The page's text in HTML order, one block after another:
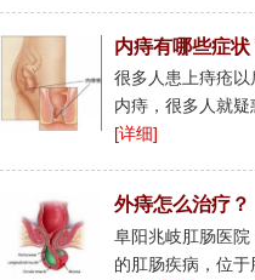
内痔有哪些症状
很多人患上痔疮
内痔，很多人就
[详细]
外痔怎么治疗？
阜阳兆岐肛肠医
的肛肠疾病，位